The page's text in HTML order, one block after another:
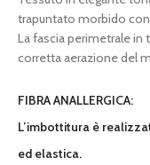
trapuntato morbido
La fascia perimetrale in
corretta aerazione del
FIBRA ANALLERGICA:
L’imbottitura è
ed elastica.